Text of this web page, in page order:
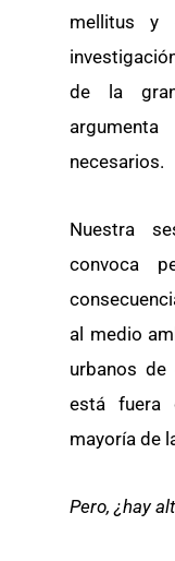
mellitus y
de la
necesarios.
Nuestra
convoca
al medio
urbanos
está fuera
mayoría de
Pero, ¿hay